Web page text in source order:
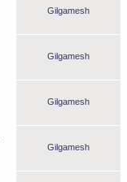
Gilgamesh
Gilgamesh
Gilgamesh
Gilgamesh